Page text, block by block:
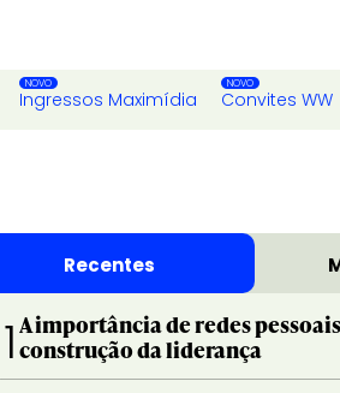
Ingressos Maximídia Convites WW
Recentes
1 A importância de redes
construção da liderança